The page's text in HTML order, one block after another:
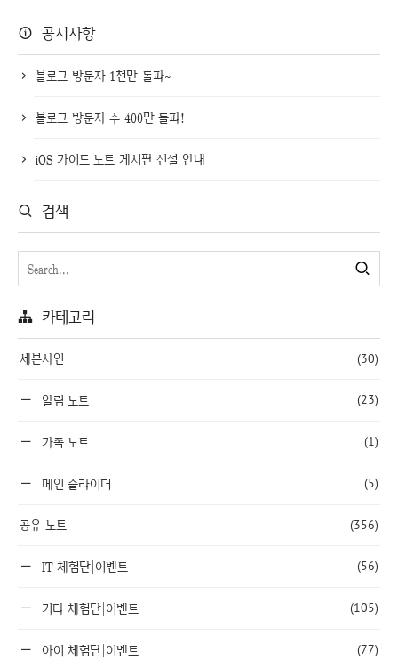
공지사항
블로그 방문자 1천만 돌파~
블로그 방문자 수 400만 돌파!
iOS 가이드 노트 게시판 신설 안내
검색
카테고리
세븐사인 (30)
알림 노트 (23)
가족 노트 (1)
메인 슬라이더 (5)
공유 노트 (356)
IT 체험단|이벤트 (56)
기타 체험단|이벤트 (105)
아이 체험단|이벤트 (77)